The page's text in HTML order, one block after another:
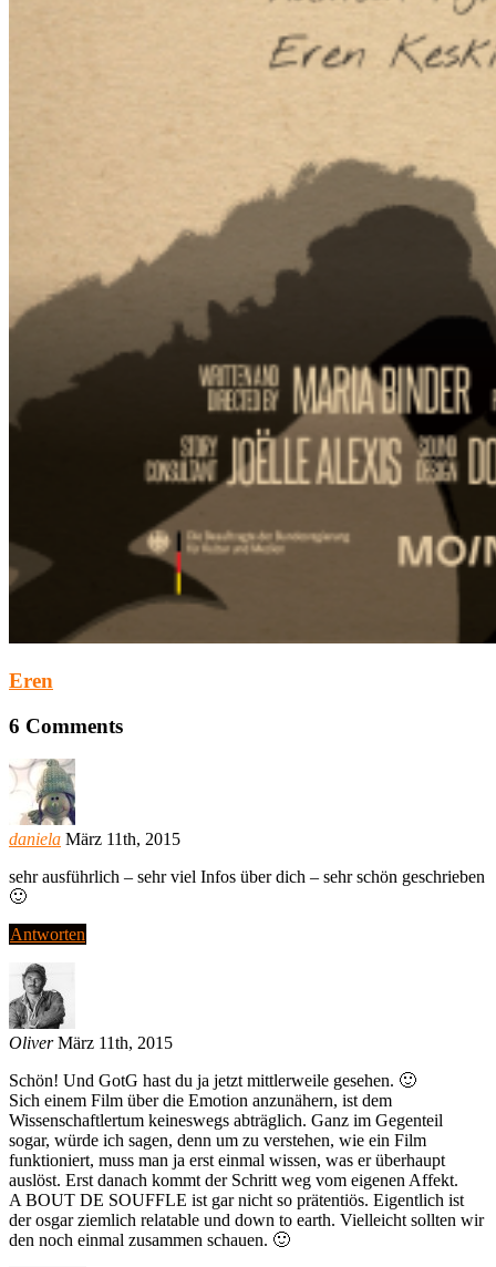
Eren
6 Comments
daniela März 11th, 2015
sehr ausführlich – sehr viel Infos über dich – sehr schön geschrieben
🙂
Antworten
Oliver März 11th, 2015
Schön! Und GotG hast du ja jetzt mittlerweile gesehen. 🙂
Sich einem Film über die Emotion anzunähern, ist dem
Wissenschaftlertum keineswegs abträglich. Ganz im Gegenteil
sogar, würde ich sagen, denn um zu verstehen, wie ein Film
funktioniert, muss man ja erst einmal wissen, was er überhaupt
auslöst. Erst danach kommt der Schritt weg vom eigenen Affekt.
A BOUT DE SOUFFLE ist gar nicht so prätentiös. Eigentlich ist
der osgar ziemlich relatable und down to earth. Vielleicht sollten wir
den noch einmal zusammen schauen. 🙂